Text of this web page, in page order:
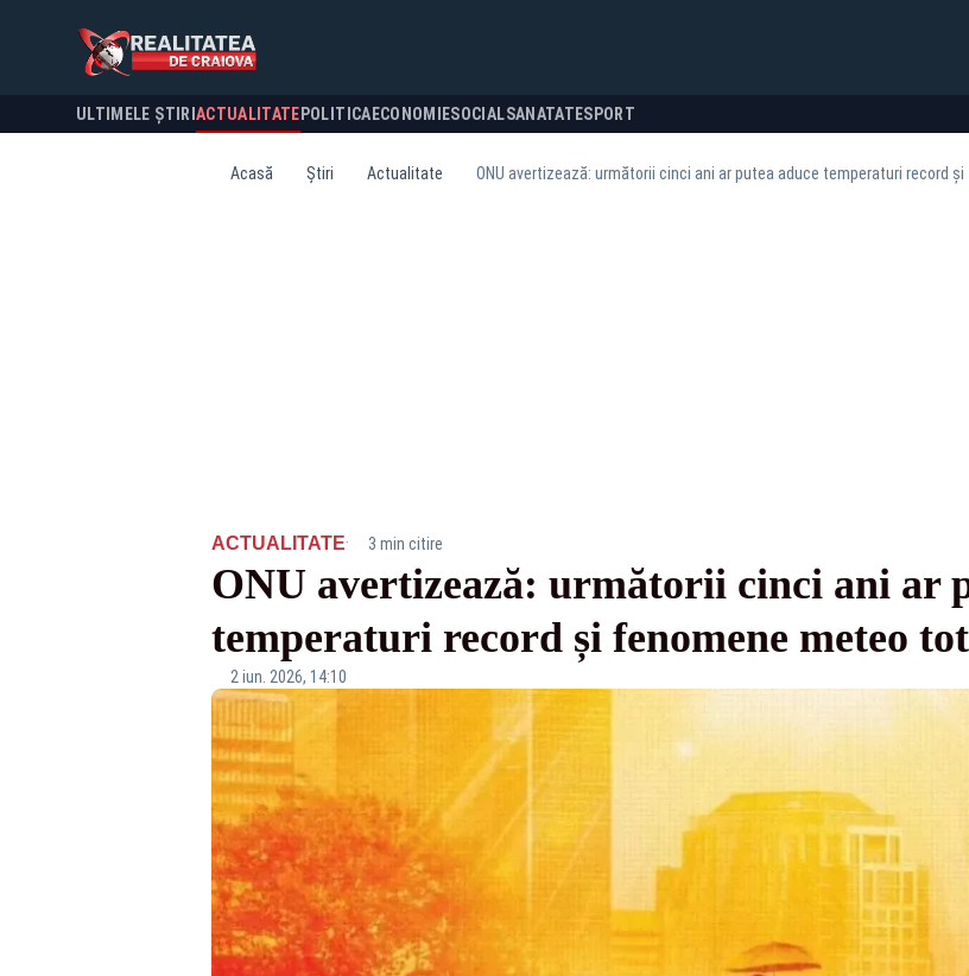
ULTIMELE ȘTIRI ACTUALITATE POLITICA ECONOMIESOCIALSANATATESPORT
Acasă Știri Actualitate ONU avertizează: următorii cinci ani ar putea aduce temperaturi record
ACTUALITATE· 3 min citire
ONU avertizează: următorii cinci ani ar
temperaturi record și fenomene meteo
2 iun. 2026, 14:10